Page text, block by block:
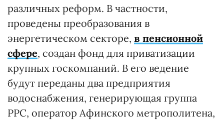
различных реформ. В частности,
проведены преобразования в
энергетическом секторе, в пенсионной
сфере, создан фонд для приватизации
крупных госкомпаний. В его ведение
будут переданы два предприятия
водоснабжения, генерирующая группа
PPC, оператор Афинского метрополитена,